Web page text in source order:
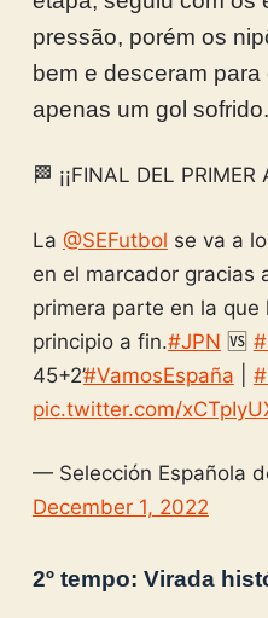
pressão, porém os
bem e desceram para
apenas um gol sofrido.
🏁 ¡¡FINAL DEL
La @SEFutbol se va a
en el marcador gracias
primera parte en la
principio a fin.#JPN 🆚
45+2’#VamosEspaña
pic.twitter.com/
— Selección Española
December 1, 2022
2º tempo: Virada